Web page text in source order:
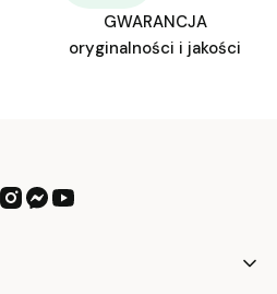
GWARANCJA
oryginalności i jakości